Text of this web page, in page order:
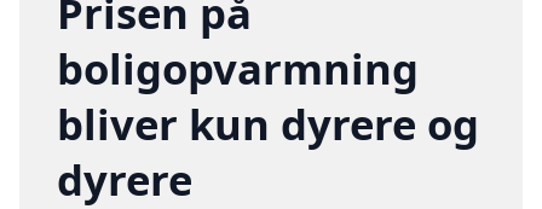
Prisen på
boligopvarmning
bliver kun dyrere og
dyrere